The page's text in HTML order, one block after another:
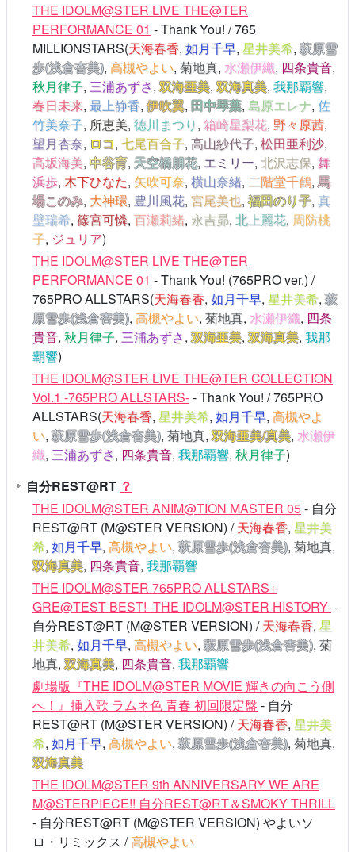
THE IDOLM@STER LIVE THE@TER
PERFORMANCE 01 - Thank You! / 765
MILLIONSTARS(天海春香, 如月千早, 星井美希,萩原雪
歩(浅倉杏美), 高槻やよい, 菊地真, 水瀬伊織, 四条貴音,
秋月律子, 三浦あずさ,双海亜美,双海真美, 我那覇響,
春日未来, 最上静香,伊吹翼, 田中琴葉, 島原エレナ, 佐
竹美奈子, 所恵美, 徳川まつり, 箱崎星梨花, 野々原茜,
望月杏奈, ロコ, 七尾百合子, 高山紗代子, 松田亜利沙,
高坂海美, 中谷育, 天空橋朋花, エミリー, 北沢志保, 舞
浜歩, 木下ひなた, 矢吹可奈, 横山奈緒, 二階堂千鶴,馬
場このみ, 大神環, 豊川風花, 宮尾美也,福田のり子, 真
壁瑞希, 篠宮可憐, 百瀬莉緒, 永吉昴, 北上麗花, 周防桃
子, ジュリア)
THE IDOLM@STER LIVE THE@TER
PERFORMANCE 01 - Thank You! (765PRO ver.) /
765PRO ALLSTARS(天海春香, 如月千早, 星井美希,萩
原雪歩(浅倉杏美), 高槻やよい, 菊地真, 水瀬伊織, 四条
貴音, 秋月律子, 三浦あずさ,双海亜美,双海真美, 我那
覇響)
THE IDOLM@STER LIVE THE@TER COLLECTION
Vol.1 -765PRO ALLSTARS-- Thank You! / 765PRO
ALLSTARS(天海春香, 星井美希, 如月千早, 高槻やよ
い,萩原雪歩(浅倉杏美), 菊地真,双海亜美/真美, 水瀬伊
織, 三浦あずさ, 四条貴音, 我那覇響, 秋月律子)
自分REST@RT ？
THE IDOLM@STER ANIM@TION MASTER 05- 自分
REST@RT (M@STER VERSION) /天海春香, 星井美
希, 如月千早, 高槻やよい,萩原雪歩(浅倉杏美), 菊地真,
双海真美, 四条貴音, 我那覇響
THE IDOLM@STER 765PRO ALLSTARS+
GRE@TEST BEST! -THE IDOLM@STER HISTORY--
自分REST@RT (M@STER VERSION) /天海春香, 星
井美希, 如月千早, 高槻やよい,萩原雪歩(浅倉杏美), 菊
地真,双海真美, 四条貴音, 我那覇響
劇場版『THE IDOLM@STER MOVIE 輝きの向こう側
へ！』挿入歌 ラムネ色 青春 初回限定盤 - 自分
REST@RT (M@STER VERSION) /天海春香, 星井美
希, 如月千早, 高槻やよい,萩原雪歩(浅倉杏美), 菊地真,
双海真美
THE IDOLM@STER 9th ANNIVERSARY WE ARE
M@STERPIECE!! 自分REST@RT＆SMOKY THRILL
- 自分REST@RT (M@STER VERSION) やよいソ
ロ・リミックス /高槻やよい